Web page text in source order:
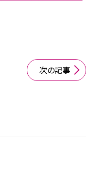
次の記事